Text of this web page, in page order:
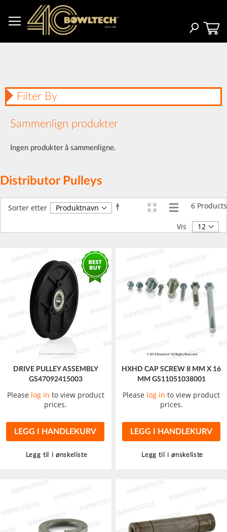
innhold
Søk
Distributor Pulleys
6 Products
Sorter etter
Angi
Vis
DRIVE PULLEY ASSEMBLY
GS47092415003
Please log in to view product
prices.
LEGG I HANDLEKURV
Legg til i ønskeliste
HXHD CAP SCREW 8 MM X 16
MM GS11051038001
Please log in to view product
prices.
LEGG I HANDLEKURV
Legg til i ønskeliste
Filter By
Sammenlign produkter
Ingen produkter å sammenligne.